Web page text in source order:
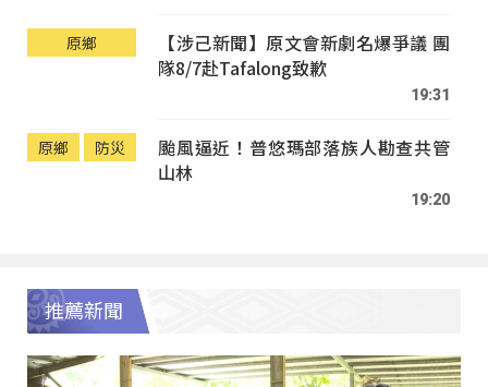
原鄉
【涉己新聞】原文會新劇名爆爭議 團
隊8/7赴Tafalong致歉
19:31
原鄉 防災
颱風逼近！普悠瑪部落族人勘查共管
山林
19:20
推薦新聞